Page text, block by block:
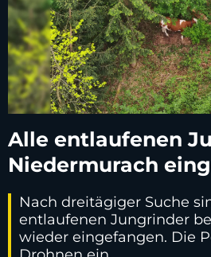
Alle entlaufenen
Niedermurach
Nach dreitägiger Suche
entlaufenen Jungrinder
wieder eingefangen. Die